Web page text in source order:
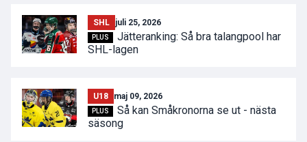
SHL juli 25, 2026
PLUS
Jätteranking: Så bra talangpool har
SHL-lagen
U18 maj 09, 2026
PLUS
Så kan Småkronorna se ut - nästa
säsong